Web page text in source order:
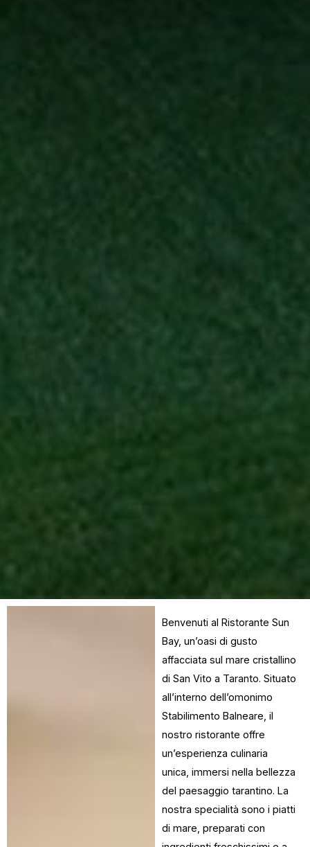
Benvenuti al Ristorante Sun
Bay, un’oasi di gusto
affacciata sul mare cristallino
di San Vito a Taranto. Situato
all’interno dell’omonimo
Stabilimento Balneare, il
nostro ristorante offre
un’esperienza culinaria
unica, immersi nella bellezza
del paesaggio tarantino. La
nostra specialità sono i piatti
di mare, preparati con